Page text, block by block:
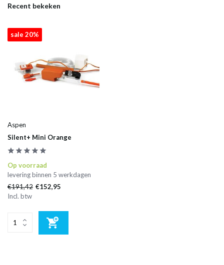
Recent bekeken
sale 20%
Aspen
Silent+ Mini Orange
Op voorraad
levering binnen 5 werkdagen
€191,42 €152,95
Incl. btw